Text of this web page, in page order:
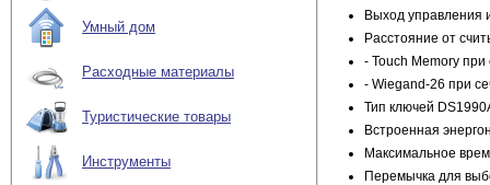
Умный дом
Расходные материалы
Туристические товары
Инструменты
Выход управления
Расстояние от
- Touch Memory
- Wiegand-26 при
Тип ключей
Встроенная
Максимальное
Перемычка для